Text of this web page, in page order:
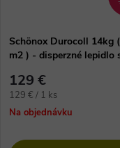
Schönox Durocoll 14kg
m2 ) - disperzné lepidlo
129 €
Jednotková
cena:
129 € / 1 ks
Na objednávku